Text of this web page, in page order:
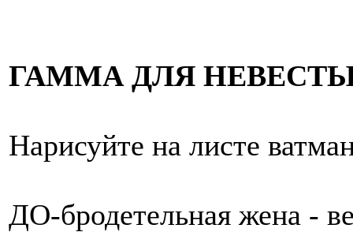
ГАММА ДЛЯ
Нарисуйте на листе
ДО-бродетельная жена -